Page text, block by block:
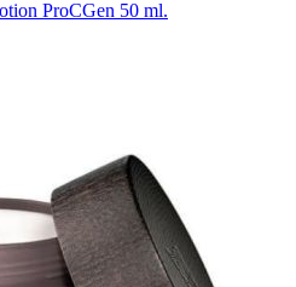
ProCGen 50 ml.